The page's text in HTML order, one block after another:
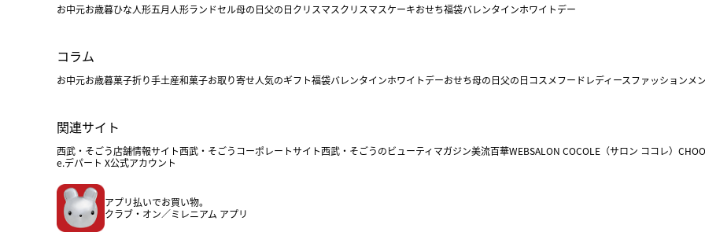
お中元お歳暮ひな人形五月人形ランドセル母の日父の日クリスマスクリスマスケーキおせち福袋バレンタインホワイトデー
コラム
お中元お歳暮菓子折り手土産和菓子お取り寄せ人気のギフト福袋バレンタインホワイトデーおせち母の日父の日 コスメフードレディースファッションメ
関連サイト
西武・そごう店舗情報サイト西武・そごうコーポレートサイト西武・そごうのビューティマガジン美流百華WEBSALON COCOLE（サロン ココレ）
e.デパート X公式アカウント
アプリ払いでお買い物。
クラブ・オン／ミレニアム アプリ